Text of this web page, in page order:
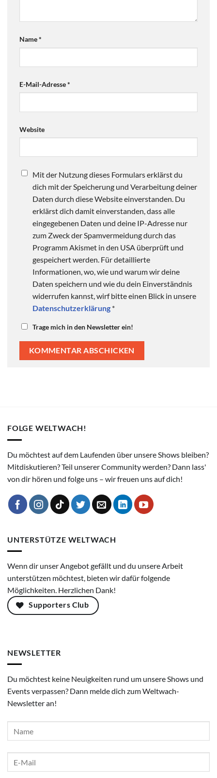
Name*
E-Mail-Adresse*
Website
Mit der Nutzung dieses Formulars erklärst du
dich mit der Speicherung und Verarbeitung deiner
Daten durch diese Website einverstanden. Du
erklärst dich damit einverstanden, dass alle
eingegebenen Daten und deine IP-Adresse nur
zum Zweck der Spamvermeidung durch das
Programm Akismet in den USA überprüft und
gespeichert werden. Für detaillierte
Informationen, wo, wie und warum wir deine
Daten speichern und wie du dein Einverständnis
widerrufen kannst, wirf bitte einen Blick in unsere
Datenschutzerklärung *
Trage mich in den Newsletter ein!
FOLGE WELTWACH!
Du möchtest auf dem Laufenden über unsere Shows bleiben?
Mitdiskutieren? Teil unserer Community werden? Dann lass'
von dir hören und folge uns – wir freuen uns auf dich!
UNTERSTÜTZE WELTWACH
Wenn dir unser Angebot gefällt und du unsere Arbeit
unterstützen möchtest, bieten wir dafür folgende
Möglichkeiten. Herzlichen Dank!
Supporters Club
NEWSLETTER
Du möchtest keine Neuigkeiten rund um unsere Shows und
Events verpassen? Dann melde dich zum Weltwach-
Newsletter an!